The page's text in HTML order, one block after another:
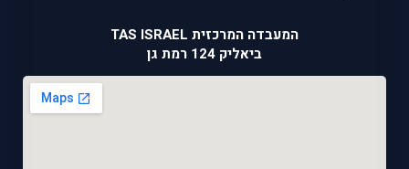
המעבדה המרכזית TAS ISRAEL
ביאליק 124 רמת גן